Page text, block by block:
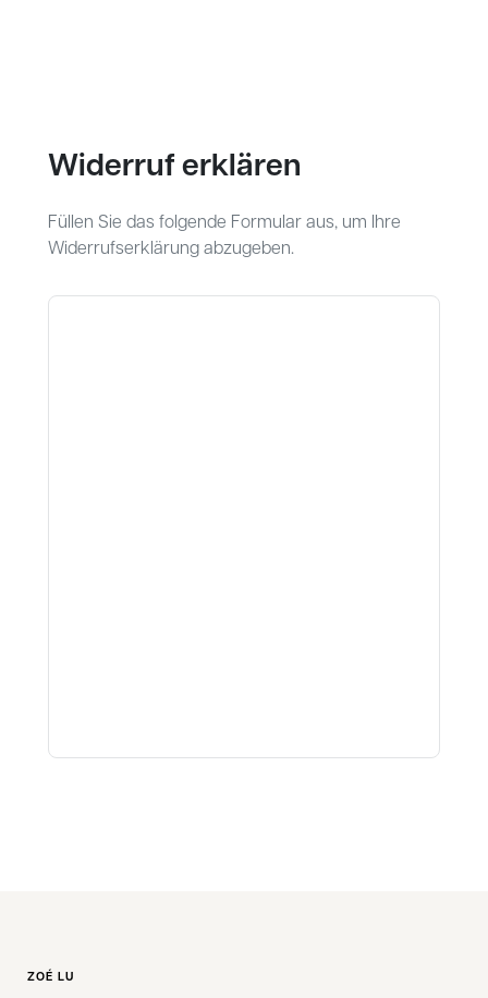
Widerruf erklären
Füllen Sie das folgende Formular aus, um Ihre
Widerrufserklärung abzugeben.
ZOÉ LU